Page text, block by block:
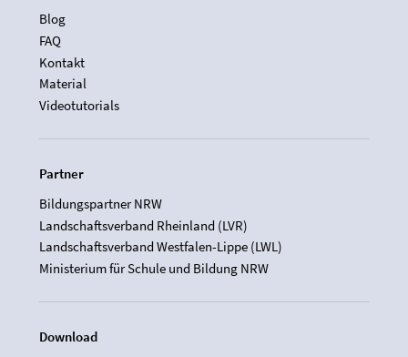
Blog
FAQ
Kontakt
Material
Videotutorials
Partner
Bildungspartner NRW
Landschaftsverband Rheinland (LVR)
Landschaftsverband Westfalen-Lippe (LWL)
Ministerium für Schule und Bildung NRW
Download